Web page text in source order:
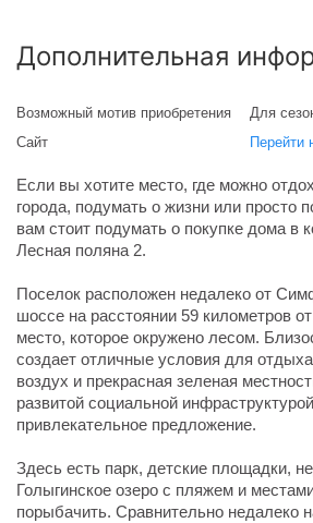
Дополнительная
Возможный мотив приобретения
Для
Сайт
Перейти
Если вы хотите место, где можно
города, подумать о жизни или просто
вам стоит подумать о покупке дома в
Лесная поляна 2.
Поселок расположен недалеко от
шоссе на расстоянии 59 километров
место, которое окружено лесом.
создает отличные условия для
воздух и прекрасная зеленая
развитой социальной
привлекательное предложение.
Здесь есть парк, детские площадки,
Голыгинское озеро с пляжем и
порыбачить. Сравнительно недалеко